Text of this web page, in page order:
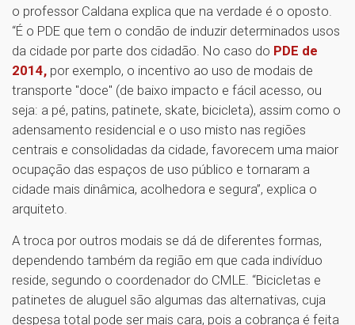
o professor Caldana explica que na verdade é o oposto.
“É o PDE que tem o condão de induzir determinados usos
da cidade por parte dos cidadão. No caso do PDE de
2014, por exemplo, o incentivo ao uso de modais de
transporte "doce" (de baixo impacto e fácil acesso, ou
seja: a pé, patins, patinete, skate, bicicleta), assim como o
adensamento residencial e o uso misto nas regiões
centrais e consolidadas da cidade, favorecem uma maior
ocupação das espaços de uso público e tornaram a
cidade mais dinâmica, acolhedora e segura”, explica o
arquiteto.
A troca por outros modais se dá de diferentes formas,
dependendo também da região em que cada indivíduo
reside, segundo o coordenador do CMLE. “Bicicletas e
patinetes de aluguel são algumas das alternativas, cuja
despesa total pode ser mais cara, pois a cobrança é feita